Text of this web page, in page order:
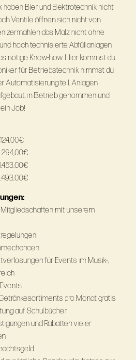
haben Bier und Elektrotechnik nicht
Ventile öffnen sich nicht von
zermahlen das Malz nicht ohne
hoch technisierte Abfüllanlagen
nötige Know-how. Hier kommst du
für Betriebstechnik nimmst du
Automatisierung teil. Anlagen
in Betrieb genommen und
Job!
mit unserem
für Events im Musik-,
pro Monat gratis
auf Schulbücher
und Rabatten vieler